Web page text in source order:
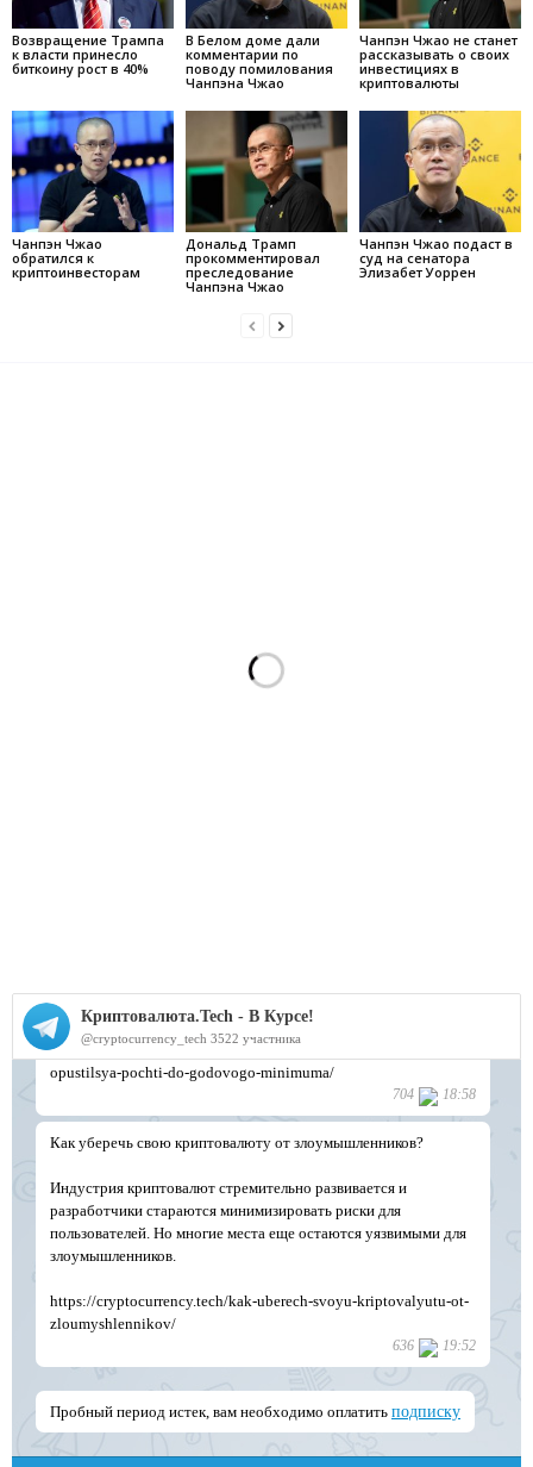
Возвращение Трампа
к власти принесло
биткоину рост в 40%
В Белом доме дали
комментарии по
поводу помилования
Чанпэна Чжао
Чанпэн Чжао не станет
рассказывать о своих
инвестициях в
криптовалюты
Чанпэн Чжао
обратился к
криптоинвесторам
Дональд Трамп
прокомментировал
преследование
Чанпэна Чжао
Чанпэн Чжао подаст в
суд на сенатора
Элизабет Уоррен